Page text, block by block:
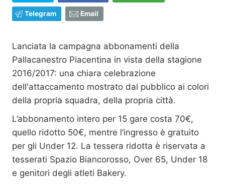
Telegram Email
Lanciata la campagna abbonamenti della
Pallacanestro Piacentina in vista della stagione
2016/2017: una chiara celebrazione
dell'attaccamento mostrato dal pubblico ai colori
della propria squadra, della propria città.
L’abbonamento intero per 15 gare costa 70€,
quello ridotto 50€, mentre l’ingresso è gratuito
per gli Under 12. La tessera ridotta è riservata a
tesserati Spazio Biancorosso, Over 65, Under 18
e genitori degli atleti Bakery.